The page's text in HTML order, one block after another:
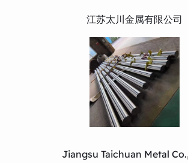
江苏太川金属有限公司
Jiangsu Taichuan Metal